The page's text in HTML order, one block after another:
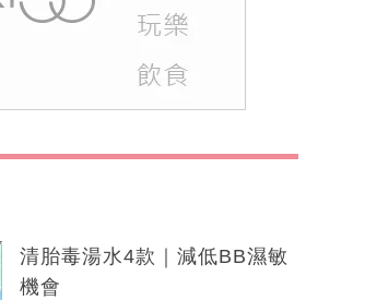
清胎毒湯水4款｜減低BB濕敏
機會